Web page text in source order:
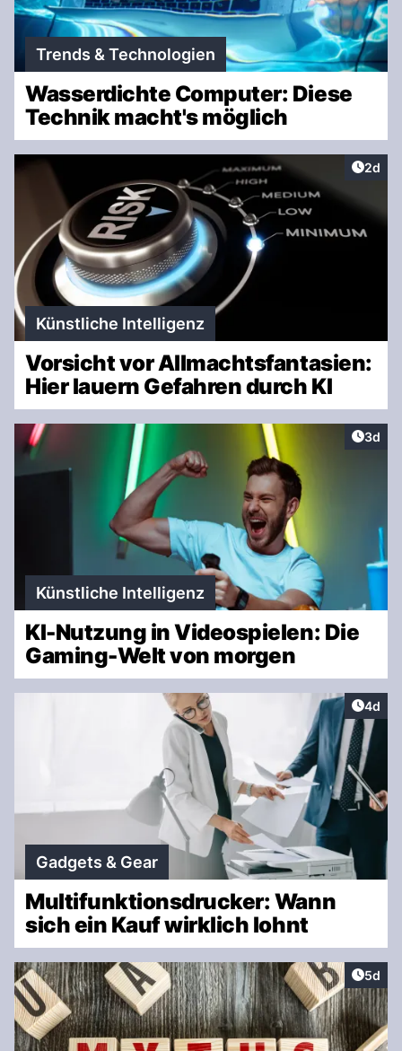
Trends & Technologien
Wasserdichte Computer: Diese
Technik macht's möglich
2d
Künstliche Intelligenz
Vorsicht vor Allmachtsfantasien:
Hier lauern Gefahren durch KI
3d
Künstliche Intelligenz
KI-Nutzung in Videospielen: Die
Gaming-Welt von morgen
4d
Gadgets & Gear
Multifunktionsdrucker: Wann
sich ein Kauf wirklich lohnt
5d